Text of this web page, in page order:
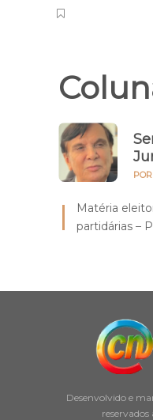
Matéria
partidárias –
Desenvolvido e